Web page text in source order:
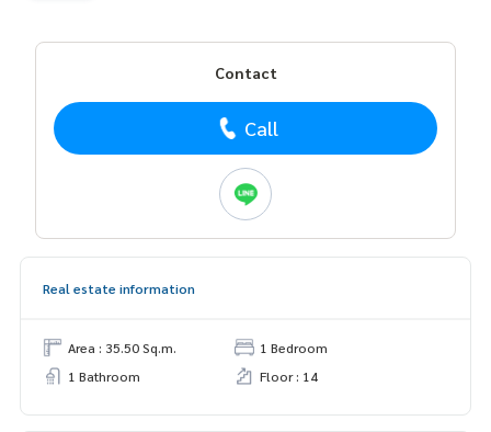
Contact
Call
Real estate information
Area : 35.50 Sq.m.
1 Bedroom
1 Bathroom
Floor : 14